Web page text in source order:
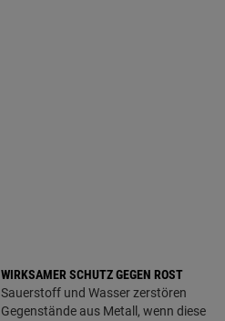
WIRKSAMER SCHUTZ GEGEN ROST
Sauerstoff und Wasser zerstören
Gegenstände aus Metall, wenn diese